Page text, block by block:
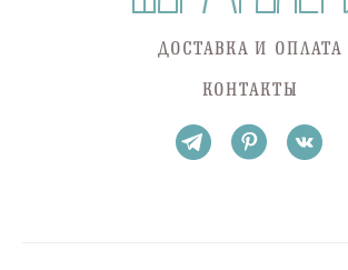
ДОСТАВКА И ОПЛАТА
КОНТАКТЫ